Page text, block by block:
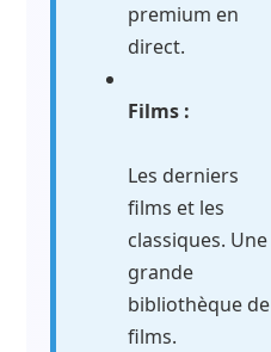
premium en
direct.
Films :
Les derniers
films et les
classiques. Une
grande
bibliothèque de
films.